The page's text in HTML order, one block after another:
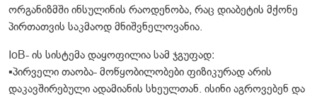
ორგანიზმში ინსულინის რაოდენობა, რაც დიაბეტის მქონე
პირთათვის საკმაოდ მნიშვნელოვანია.
IoB- ის სისტემა დაყოფილია სამ ჯგუფად:
▪️პირველი თაობა- მოწყობილობები ფიზიკურად არის
დაკავშირებული ადამიანის სხეულთან. ისინი აგროვებენ და